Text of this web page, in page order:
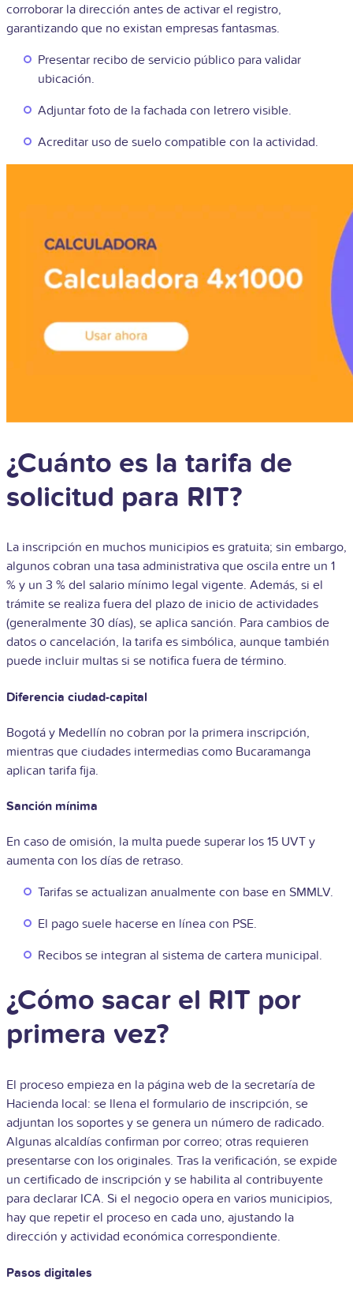
corroborar la dirección antes de activar el registro,
garantizando que no existan empresas fantasmas.
Presentar recibo de servicio público para validar
ubicación.
Adjuntar foto de la fachada con letrero visible.
Acreditar uso de suelo compatible con la actividad.
¿Cuánto es la tarifa de
solicitud para RIT?
La inscripción en muchos municipios es gratuita; sin embargo,
algunos cobran una tasa administrativa que oscila entre un 1
% y un 3 % del salario mínimo legal vigente. Además, si el
trámite se realiza fuera del plazo de inicio de actividades
(generalmente 30 días), se aplica sanción. Para cambios de
datos o cancelación, la tarifa es simbólica, aunque también
puede incluir multas si se notifica fuera de término.
Diferencia ciudad-capital
Bogotá y Medellín no cobran por la primera inscripción,
mientras que ciudades intermedias como Bucaramanga
aplican tarifa fija.
Sanción mínima
En caso de omisión, la multa puede superar los 15 UVT y
aumenta con los días de retraso.
Tarifas se actualizan anualmente con base en SMMLV.
El pago suele hacerse en línea con PSE.
Recibos se integran al sistema de cartera municipal.
¿Cómo sacar el RIT por
primera vez?
El proceso empieza en la página web de la secretaría de
Hacienda local: se llena el formulario de inscripción, se
adjuntan los soportes y se genera un número de radicado.
Algunas alcaldías confirman por correo; otras requieren
presentarse con los originales. Tras la verificación, se expide
un certificado de inscripción y se habilita al contribuyente
para declarar ICA. Si el negocio opera en varios municipios,
hay que repetir el proceso en cada uno, ajustando la
dirección y actividad económica correspondiente.
Pasos digitales